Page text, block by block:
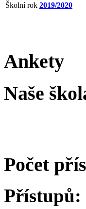
Školní rok 2019/2020
Ankety
Naše
Počet
Přístupů: